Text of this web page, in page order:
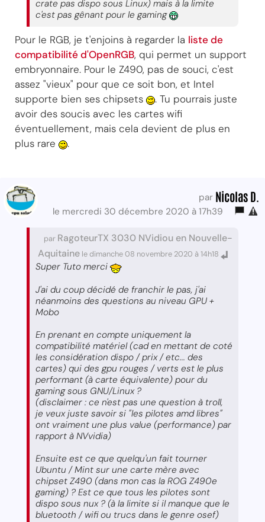
crate pas dispo sous Linux) mais à la limite
c'est pas gênant pour le gaming
Pour le RGB, je t'enjoins à regarder la liste de
compatibilité d'OpenRGB, qui permet un support
embryonnaire. Pour le Z490, pas de souci, c'est
assez "vieux" pour que ce soit bon, et Intel
supporte bien ses chipsets
. Tu pourrais juste
avoir des soucis avec les cartes wifi
éventuellement, mais cela devient de plus en
plus rare
.
par Nicolas D.
le mercredi 30 décembre 2020 à 17h39
par RagoteurTX 3030 NVidiou en Nouvelle-
Aquitaine le dimanche 08 novembre 2020 à 14h18
Super Tuto merci
J'ai du coup décidé de franchir le pas, j'ai
néanmoins des questions au niveau GPU +
Mobo
En prenant en compte uniquement la
compatibilité matériel (cad en mettant de coté
les considération dispo / prix / etc... des
cartes) qui des gpu rouges / verts est le plus
performant (à carte équivalente) pour du
gaming sous GNU/Linux ?
(disclaimer : ce n'est pas une question à troll,
je veux juste savoir si "les pilotes amd libres"
ont vraiment une plus value (performance) par
rapport à NVvidia)
Ensuite est ce que quelqu'un fait tourner
Ubuntu / Mint sur une carte mère avec
chipset Z490 (dans mon cas la ROG Z490e
gaming) ? Est ce que tous les pilotes sont
dispo sous nux ? (à la limite si il manque que le
bluetooth / wifi ou trucs dans le genre osef)